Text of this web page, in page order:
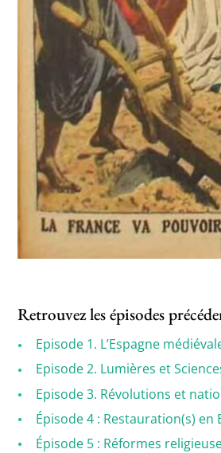
Retrouvez les épisodes
Episode 1. L’Espagne
Episode 2. Lumières et
Episode 3. Révolutions et
Épisode 4 : Restauration(s)
Épisode 5 : Réformes